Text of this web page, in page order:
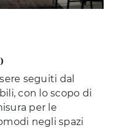
seguiti dal
con lo scopo di
per le
negli spazi